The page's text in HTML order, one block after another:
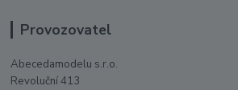
Provozovatel
Abecedamodelu s.r.o.
Revoluční 413